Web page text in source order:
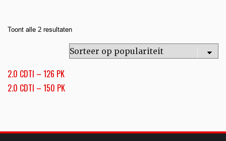
Toont alle 2 resultaten
2.0 CDTI – 126 PK
2.0 CDTI – 150 PK